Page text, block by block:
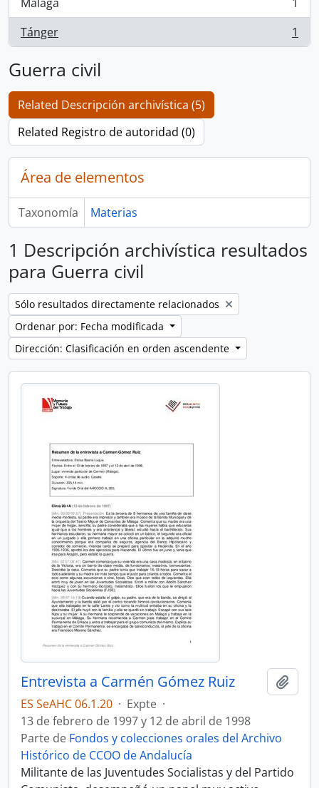
, 1 resultados
Tánger
, 1 resultados 1
Guerra civil
Related Descripción archivística (5)
Related Registro de autoridad (0)
Área de elementos
Taxonomía Materias
1 Descripción archivística resultados
para Guerra civil
Remove filter:
Sólo resultados directamente relacionados
Ordenar por: Fecha modificada
Dirección: Clasificación en orden ascendente
Entrevista a Carmén Gómez Ruiz
ES SeAHC 06.1.20 · Expte ·
13 de febrero de 1997 y 12 de abril de 1998
Parte de Fondos y colecciones orales del Archivo
Histórico de CCOO de Andalucía
Militante de las Juventudes Socialistas y del Partido